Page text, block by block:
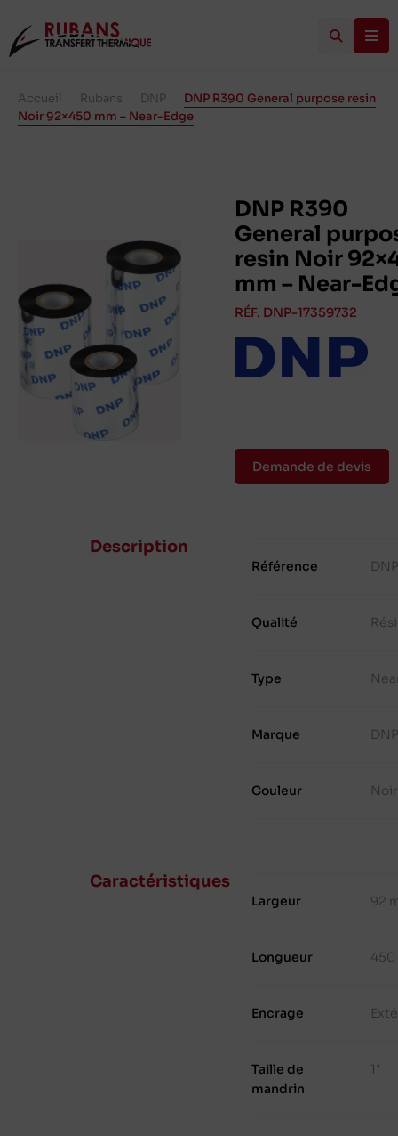
Accueil Rubans DNP
DNP R390 General purpose resin
Noir 92×450 mm – Near-Edge
DNP R390
General
resin Noir
mm – Near-
RÉF. DNP-17359732
Demande de devis
Description
Référence
Qualité
Type
Marque
Couleur Noir
Caractéristiques
Largeur 92
Longueur 450
Encrage
Taille de
mandrin
1"